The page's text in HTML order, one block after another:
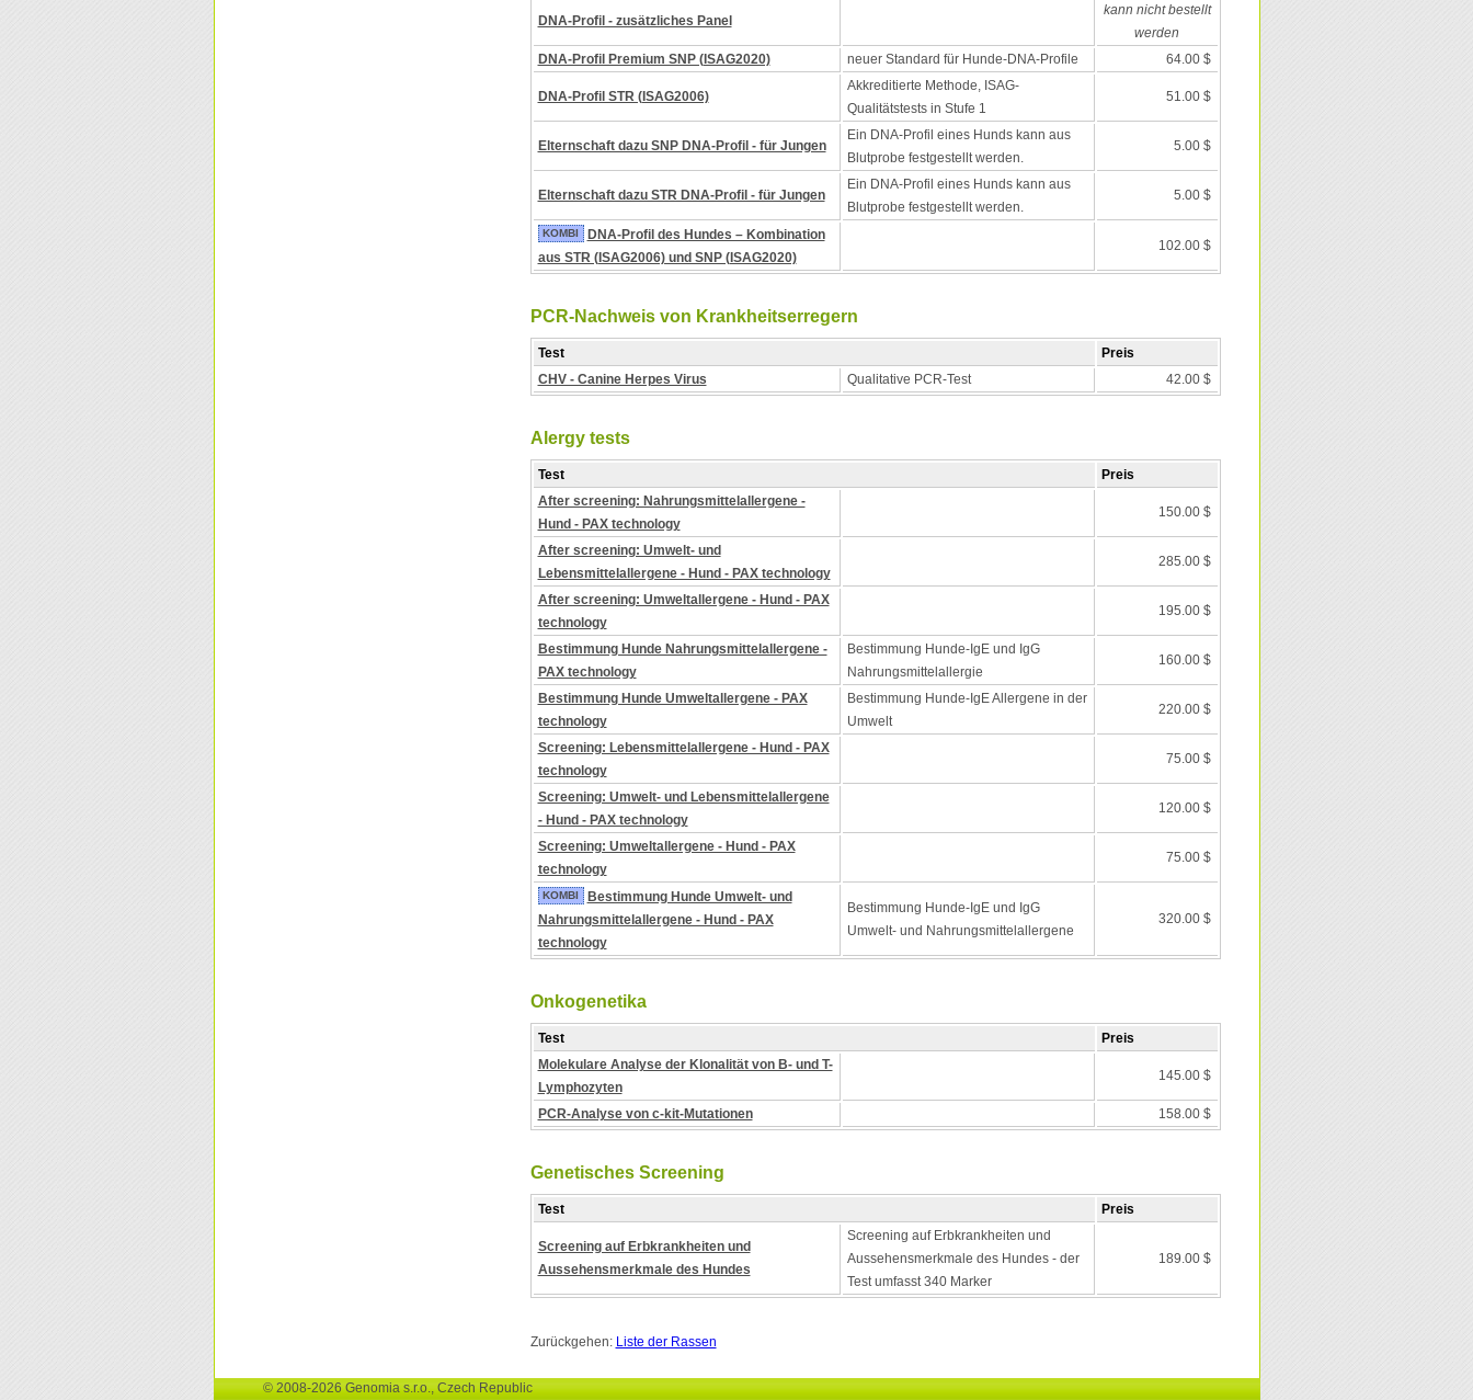
DNA-Profil - zusätzliches Panel
kann nicht bestellt
werden
DNA-Profil Premium SNP (ISAG2020)
neuer Standard für Hunde-DNA-Profile 64.00 $
DNA-Profil STR (ISAG2006)
Akkreditierte Methode, ISAG-
Qualitätstests in Stufe 1
51.00 $
Elternschaft dazu SNP DNA-Profil - für Jungen
Ein DNA-Profil eines Hunds kann aus
Blutprobe festgestellt werden.
5.00 $
Elternschaft dazu STR DNA-Profil - für Jungen
Ein DNA-Profil eines Hunds kann aus
Blutprobe festgestellt werden.
5.00 $
KOMBI
DNA-Profil des Hundes – Kombination
aus STR (ISAG2006) und SNP (ISAG2020)
102.00 $
PCR-Nachweis von Krankheitserregern
Test
Preis
CHV - Canine Herpes Virus
Qualitative PCR-Test 42.00 $
Alergy tests
Test
Preis
After screening: Nahrungsmittelallergene -
Hund - PAX technology
150.00 $
After screening: Umwelt- und
Lebensmittelallergene - Hund - PAX technology
285.00 $
After screening: Umweltallergene - Hund - PAX
technology
195.00 $
Bestimmung Hunde Nahrungsmittelallergene -
PAX technology
Bestimmung Hunde-IgE und IgG
Nahrungsmittelallergie
160.00 $
Bestimmung Hunde Umweltallergene - PAX
technology
Bestimmung Hunde-IgE Allergene in der
Umwelt
220.00 $
Screening: Lebensmittelallergene - Hund - PAX
technology
75.00 $
Screening: Umwelt- und Lebensmittelallergene
- Hund - PAX technology
120.00 $
Screening: Umweltallergene - Hund - PAX
technology
75.00 $
KOMBI
Bestimmung Hunde Umwelt- und
Nahrungsmittelallergene - Hund - PAX
technology
Bestimmung Hunde-IgE und IgG
Umwelt- und Nahrungsmittelallergene
320.00 $
Onkogenetika
Test
Preis
Molekulare Analyse der Klonalität von B- und T-
Lymphozyten
145.00 $
PCR-Analyse von c-kit-Mutationen 158.00 $
Genetisches Screening
Test Preis
Screening auf Erbkrankheiten und
Aussehensmerkmale des Hundes
Screening auf Erbkrankheiten und
Aussehensmerkmale des Hundes - der
Test umfasst 340 Marker
189.00 $
Zurückgehen: Liste der Rassen
© 2008-2026 Genomia s.r.o., Czech Republic